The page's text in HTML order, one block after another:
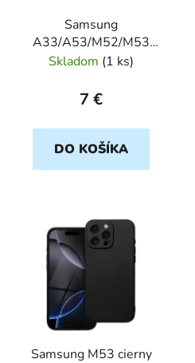
Samsung
A33/A53/M52/M53
vibracny motorcek Orig
Skladom (1 ks)
7 €
DO KOŠÍKA
Samsung M53 cierny